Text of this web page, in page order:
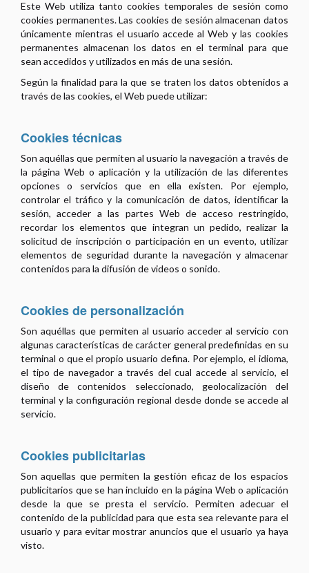
Este Web utiliza tanto cookies temporales de sesión como
cookies permanentes. Las cookies de sesión almacenan datos
únicamente mientras el usuario accede al Web y las cookies
permanentes almacenan los datos en el terminal para que
sean accedidos y utilizados en más de una sesión.
Según la finalidad para la que se traten los datos obtenidos a
través de las cookies, el Web puede utilizar:
Cookies técnicas
Son aquéllas que permiten al usuario la navegación a través de
la página Web o aplicación y la utilización de las diferentes
opciones o servicios que en ella existen. Por ejemplo,
controlar el tráfico y la comunicación de datos, identificar la
sesión, acceder a las partes Web de acceso restringido,
recordar los elementos que integran un pedido, realizar la
solicitud de inscripción o participación en un evento, utilizar
elementos de seguridad durante la navegación y almacenar
contenidos para la difusión de videos o sonido.
Cookies de personalización
Son aquéllas que permiten al usuario acceder al servicio con
algunas características de carácter general predefinidas en su
terminal o que el propio usuario defina. Por ejemplo, el idioma,
el tipo de navegador a través del cual accede al servicio, el
diseño de contenidos seleccionado, geolocalización del
terminal y la configuración regional desde donde se accede al
servicio.
Cookies publicitarias
Son aquellas que permiten la gestión eficaz de los espacios
publicitarios que se han incluido en la página Web o aplicación
desde la que se presta el servicio. Permiten adecuar el
contenido de la publicidad para que esta sea relevante para el
usuario y para evitar mostrar anuncios que el usuario ya haya
visto.